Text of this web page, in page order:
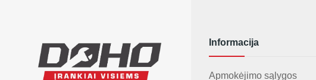
Informacija
Apmokėjimo sąlygos